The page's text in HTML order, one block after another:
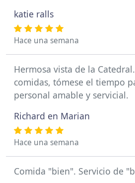
katie ralls
Hace una semana
Hermosa vista de la
comidas, tómese el tiempo
personal amable y servicial.
Richard en Marian
Hace una semana
Comida "bien". Servicio de